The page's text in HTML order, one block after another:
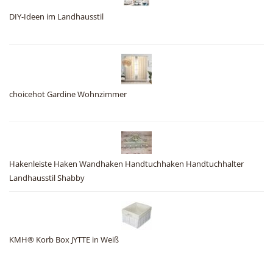
DIY-Ideen im Landhausstil
choicehot Gardine Wohnzimmer
Hakenleiste Haken Wandhaken Handtuchhaken Handtuchhalter
Landhausstil Shabby
KMH® Korb Box JYTTE in Weiß